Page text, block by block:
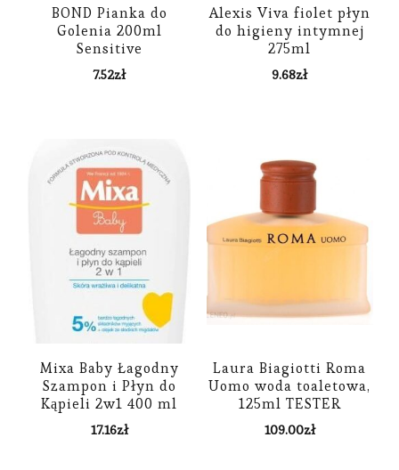
BOND Pianka do
Golenia 200ml
Sensitive
7.52zł
Alexis Viva fiolet płyn
do higieny intymnej
275ml
9.68zł
Mixa Baby Łagodny
Szampon i Płyn do
Kąpieli 2w1 400 ml
17.16zł
Laura Biagiotti Roma
Uomo woda toaletowa,
125ml TESTER
109.00zł